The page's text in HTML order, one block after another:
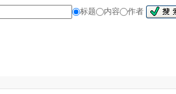
标题 内容 作者